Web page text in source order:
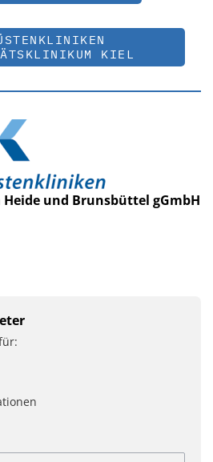
KIEL
und Brunsbüttel gGmbH